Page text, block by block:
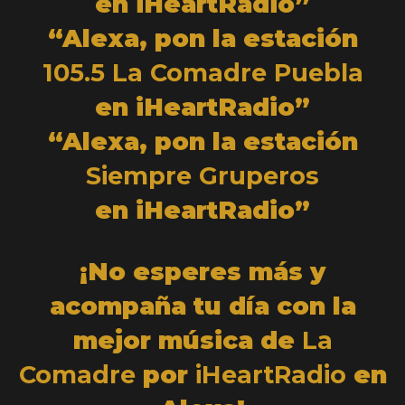
“Alexa, pon la estación
105.5 La Comadre Puebla
en iHeartRadio”
“Alexa, pon la estación
Siempre Gruperos
en iHeartRadio”
¡No esperes más y
acompaña tu día con la
mejor música de La
Comadrepor iHeartRadio en